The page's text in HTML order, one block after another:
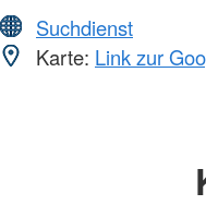
Suchdienst
Karte: Link zur